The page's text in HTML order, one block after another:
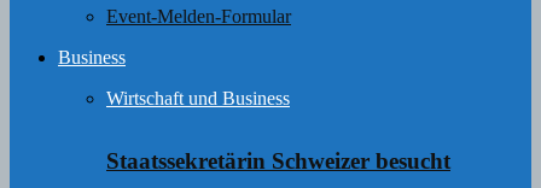
Event-Melden-Formular
Business
Wirtschaft und Business
Staatssekretärin Schweizer besucht